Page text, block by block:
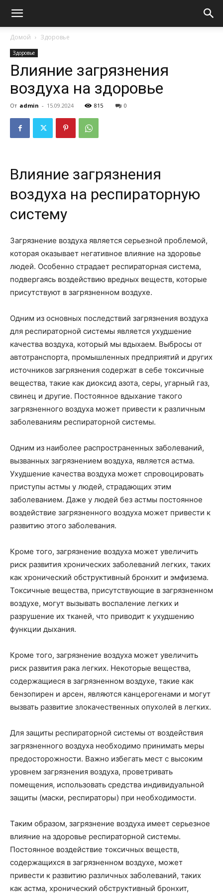
Домой Здоровье
Здоровье
Влияние загрязнения
воздуха на здоровье
От admin - 15.09.2024 815 0
Влияние загрязнения
воздуха на респираторную
систему
Загрязнение воздуха является серьезной проблемой,
которая оказывает негативное влияние на здоровье
людей. Особенно страдает респираторная система,
подвергаясь воздействию вредных веществ, которые
присутствуют в загрязненном воздухе.
Одним из основных последствий загрязнения воздуха
для респираторной системы является ухудшение
качества воздуха, который мы вдыхаем. Выбросы от
автотранспорта, промышленных предприятий и других
источников загрязнения содержат в себе токсичные
вещества, такие как диоксид азота, серы, угарный газ,
свинец и другие. Постоянное вдыхание такого
загрязненного воздуха может привести к различным
заболеваниям респираторной системы.
Одним из наиболее распространенных заболеваний,
вызванных загрязнением воздуха, является астма.
Ухудшение качества воздуха может спровоцировать
приступы астмы у людей, страдающих этим
заболеванием. Даже у людей без астмы постоянное
воздействие загрязненного воздуха может привести к
развитию этого заболевания.
Кроме того, загрязнение воздуха может увеличить
риск развития хронических заболеваний легких, таких
как хронический обструктивный бронхит и эмфизема.
Токсичные вещества, присутствующие в загрязненном
воздухе, могут вызывать воспаление легких и
разрушение их тканей, что приводит к ухудшению
функции дыхания.
Кроме того, загрязнение воздуха может увеличить
риск развития рака легких. Некоторые вещества,
содержащиеся в загрязненном воздухе, такие как
бензопирен и арсен, являются канцерогенами и могут
вызвать развитие злокачественных опухолей в легких.
Для защиты респираторной системы от воздействия
загрязненного воздуха необходимо принимать меры
предосторожности. Важно избегать мест с высоким
уровнем загрязнения воздуха, проветривать
помещения, использовать средства индивидуальной
защиты (маски, респираторы) при необходимости.
Таким образом, загрязнение воздуха имеет серьезное
влияние на здоровье респираторной системы.
Постоянное воздействие токсичных веществ,
содержащихся в загрязненном воздухе, может
привести к развитию различных заболеваний, таких
как астма, хронический обструктивный бронхит,